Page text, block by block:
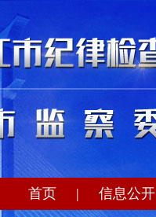
首页 | 信息公开